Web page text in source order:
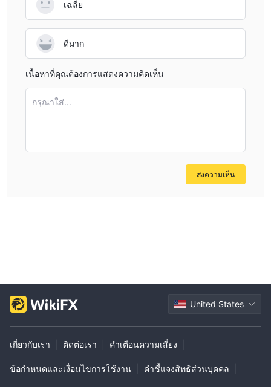
เฉลี่ย
ดีมาก
เนื้อหาที่คุณต้องการแสดงความคิดเห็น
กรุณาใส่...
ส่งความเห็น
United States
เกี่ยวกับเรา ติดต่อเรา คำเตือนความเสี่ยง
ข้อกำหนดและเงื่อนไขการใช้งาน คำชี้แจงสิทธิส่วนบุคคล